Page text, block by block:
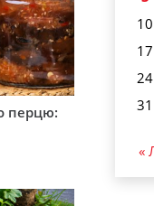
перцю:
10
17
24
31
«